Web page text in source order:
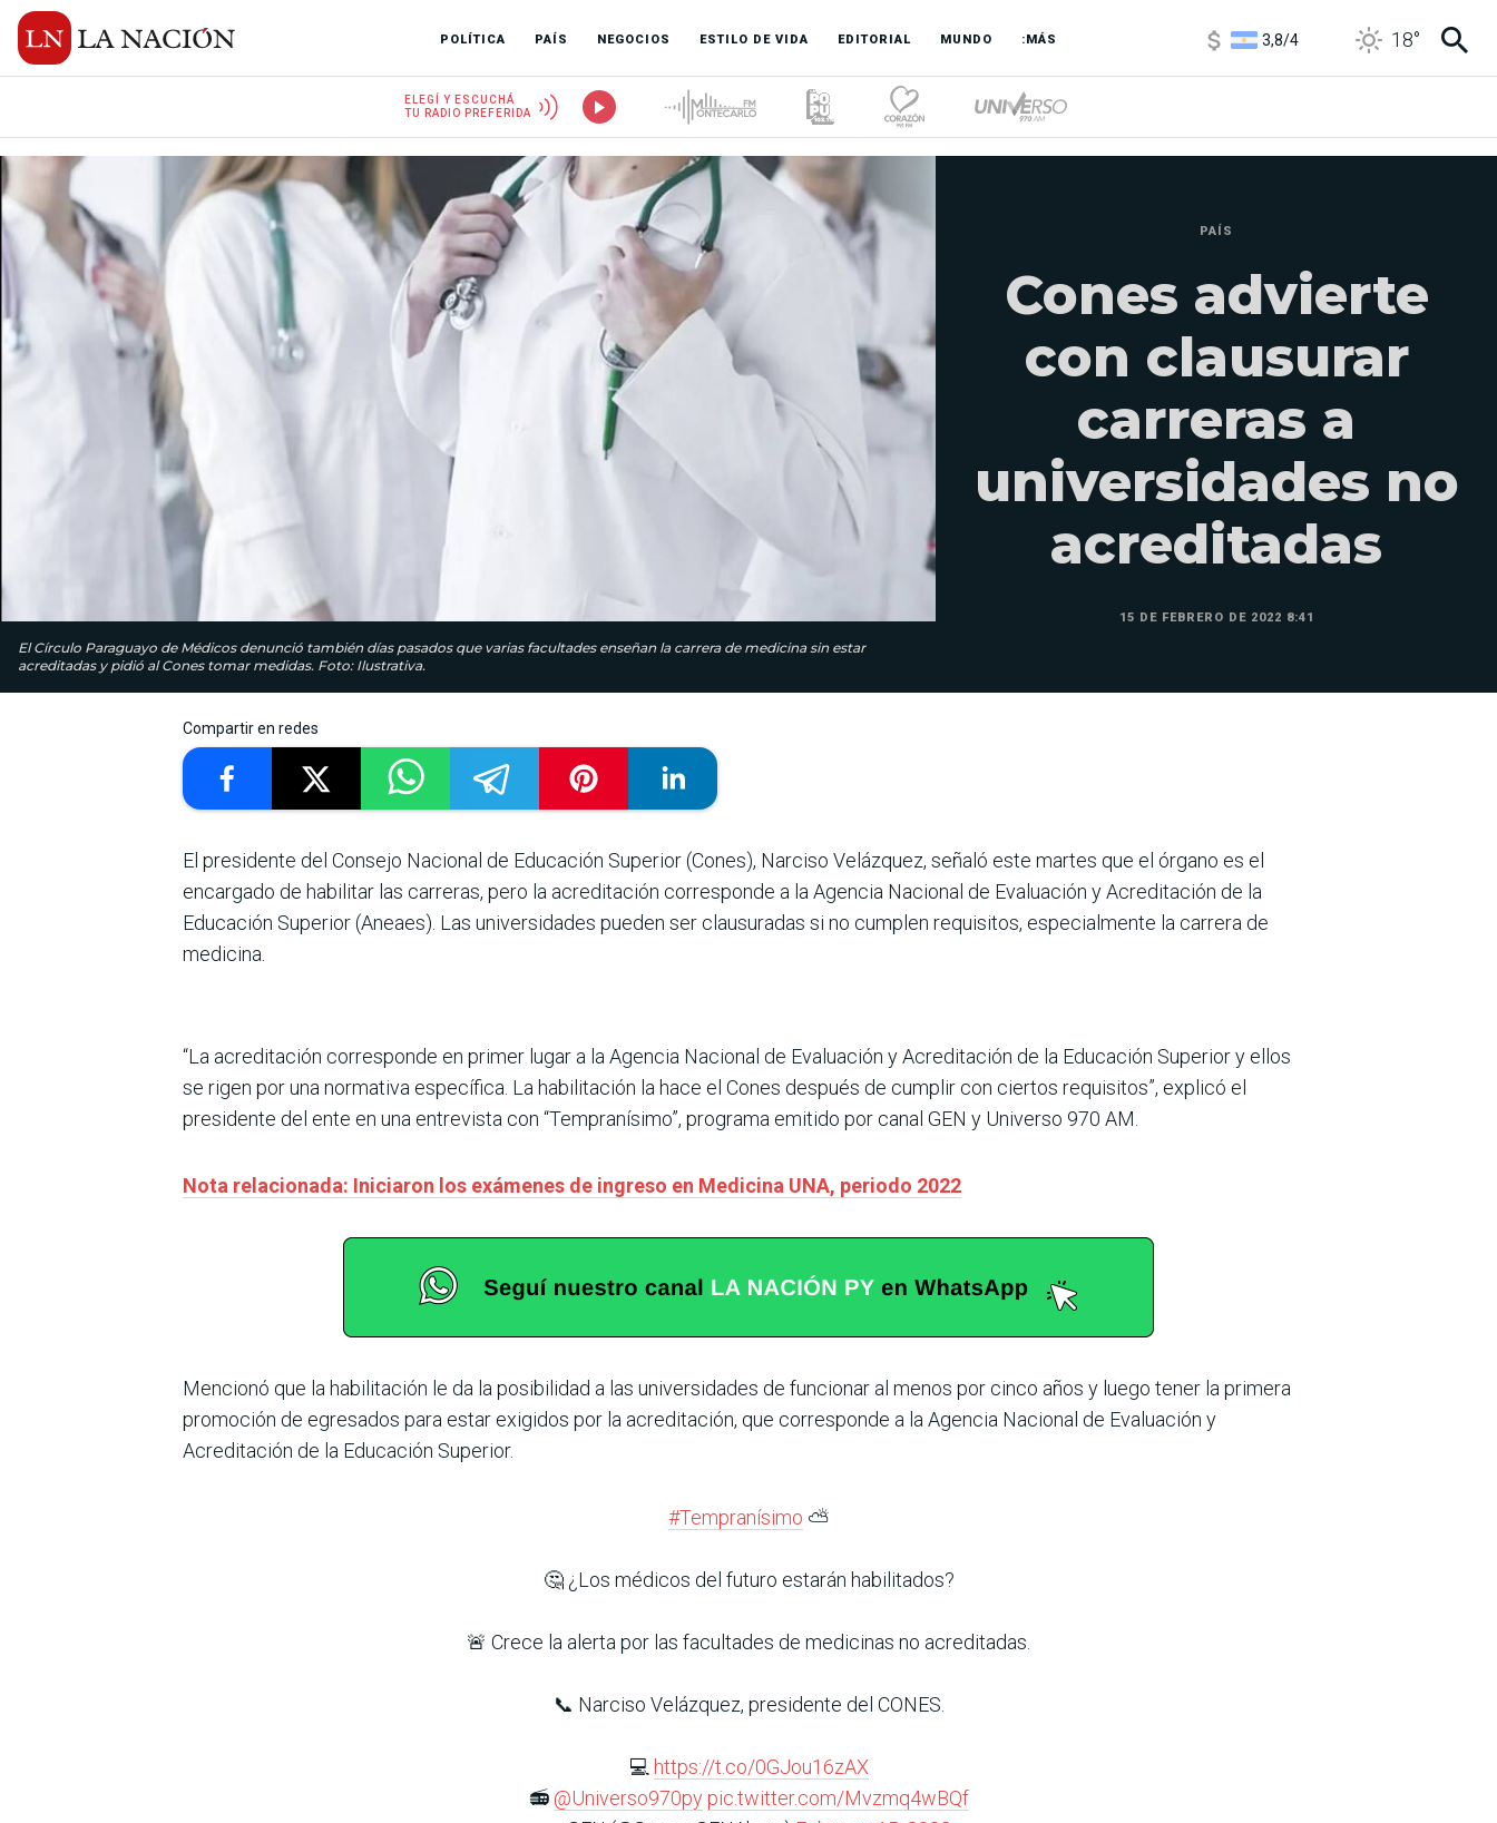
POLÍTICA PAÍS NEGOCIOS ESTILO DE VIDA EDITORIAL MUNDO :MÁS
6850/ 18°
ELEGÍ Y ESCUCHÁ
TU RADIO PREFERIDA
El Círculo Paraguayo de Médicos denunció también días pasados que varias facultades enseñan la carrera de medicina sin estar
acreditadas y pidió al Cones tomar medidas. Foto: Ilustrativa.
PAÍS
Cones advierte
con clausurar
carreras a
universidades no
acreditadas
15 DE FEBRERO DE 2022 8:41
Compartir en redes
El presidente del Consejo Nacional de Educación Superior (Cones), Narciso Velázquez, señaló este martes que el órgano es el
encargado de habilitar las carreras, pero la acreditación corresponde a la Agencia Nacional de Evaluación y Acreditación de la
Educación Superior (Aneaes). Las universidades pueden ser clausuradas si no cumplen requisitos, especialmente la carrera de
medicina.
“La acreditación corresponde en primer lugar a la Agencia Nacional de Evaluación y Acreditación de la Educación Superior y ellos
se rigen por una normativa específica. La habilitación la hace el Cones después de cumplir con ciertos requisitos”, explicó el
presidente del ente en una entrevista con “Tempranísimo”, programa emitido por canal GEN y Universo 970 AM.
Nota relacionada: Iniciaron los exámenes de ingreso en Medicina UNA, periodo 2022
Mencionó que la habilitación le da la posibilidad a las universidades de funcionar al menos por cinco años y luego tener la primera
promoción de egresados para estar exigidos por la acreditación, que corresponde a la Agencia Nacional de Evaluación y
Acreditación de la Educación Superior.
#Tempranísimo ⛅️
🤔 ¿Los médicos del futuro estarán habilitados?
🚨 Crece la alerta por las facultades de medicinas no acreditadas.
📞 Narciso Velázquez, presidente del CONES.
💻 https://t.co/0GJou16zAX
📻 @Universo970py pic.twitter.com/Mvzmq4wBQf